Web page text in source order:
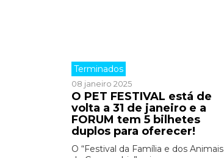
Terminados
08 janeiro 2025
O PET FESTIVAL está de
volta a 31 de janeiro e a
FORUM tem 5 bilhetes
duplos para oferecer!
O “Festival da Família e dos Animais